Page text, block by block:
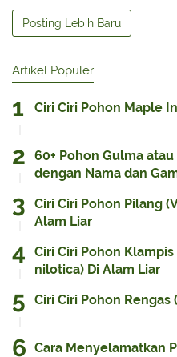
Posting Lebih Baru
Artikel Populer
Ciri Ciri Pohon Maple
60+ Pohon Gulma
dengan Nama dan
Ciri Ciri Pohon Pilang
Alam Liar
Ciri Ciri Pohon
nilotica) Di Alam Liar
Ciri Ciri Pohon Rengas
Cara Menyelamatkan